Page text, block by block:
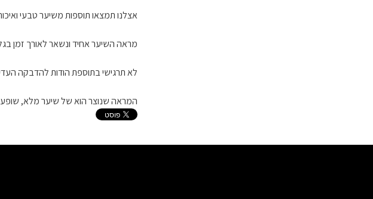
אצלנו תמצאו תוספות משיער טבעי
מראה השיער אחיד ונשאר לאורך זמן
לא תרגישי בתוספת הודות להדבקה
המראה שנוצר הוא של שיער מלא,